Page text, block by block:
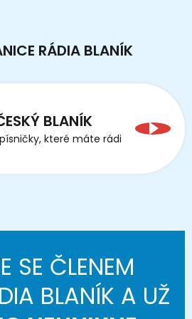
RÁDIA BLANÍK
BLANÍK
které máte rádi
SE ČLENEM
BLANÍK A UŽ